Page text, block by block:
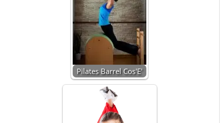
Pilates Barrel Cos'E'